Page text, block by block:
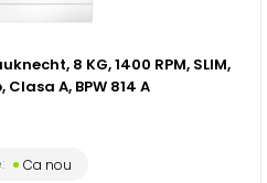
8 KG, 1400 RPM, SLIM,
Clasa A, BPW 814 A
Ca nou